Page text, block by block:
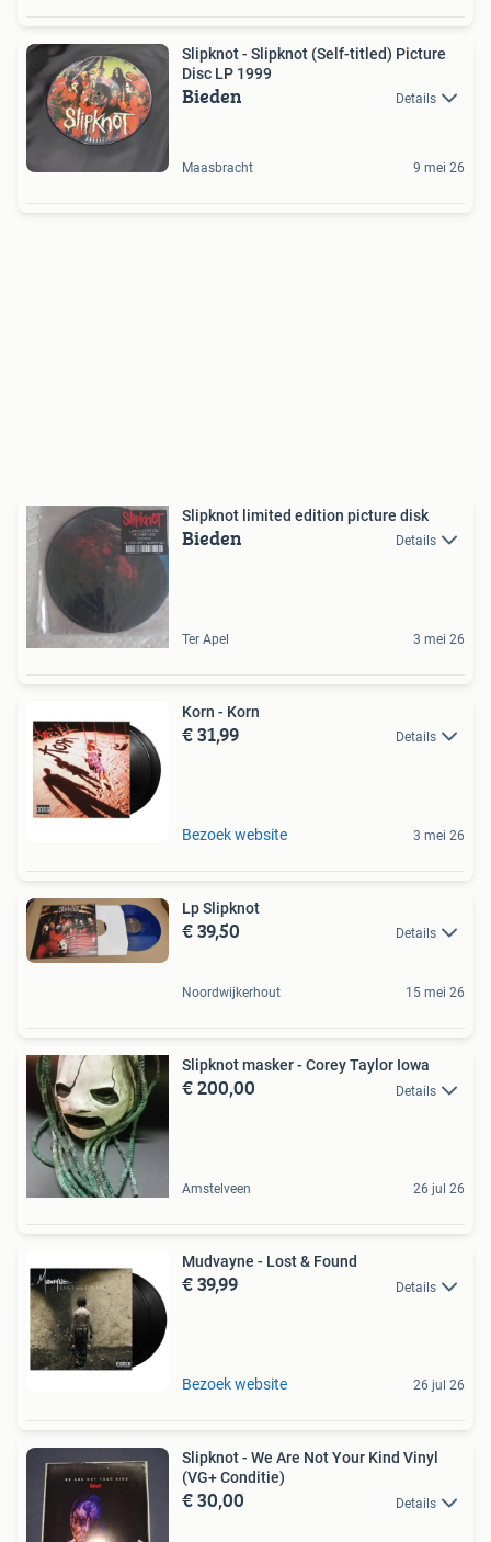
Slipknot - Slipknot (Self-titled) Picture
Disc LP 1999
Bieden Details
Maasbracht 9 mei 26
Slipknot limited edition picture disk
Bieden Details
Ter Apel 3 mei 26
Korn - Korn
€ 31,99 Details
Bezoek website 3 mei 26
Lp Slipknot
€ 39,50 Details
Noordwijkerhout 15 mei 26
Slipknot masker - Corey Taylor Iowa
€ 200,00 Details
Amstelveen 26 jul 26
Mudvayne - Lost & Found
€ 39,99 Details
Bezoek website 26 jul 26
Slipknot - We Are Not Your Kind Vinyl
(VG+ Conditie)
€ 30,00 Details